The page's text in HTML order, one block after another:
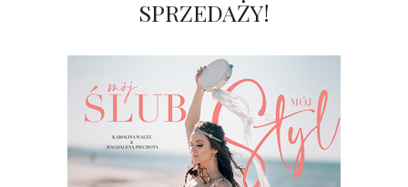
SPRZEDAŻY!